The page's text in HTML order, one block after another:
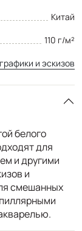
Китай
110 г/м²
и эскизов
белого
для
и другими
и
смешанных